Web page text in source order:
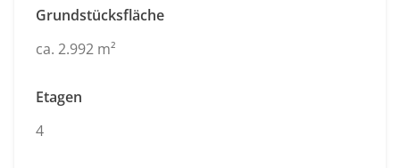
Grundstücksfläche
ca. 2.992 m²
Etagen
4